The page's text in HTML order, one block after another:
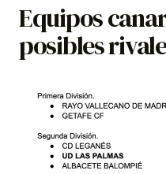
Equipos
posibles